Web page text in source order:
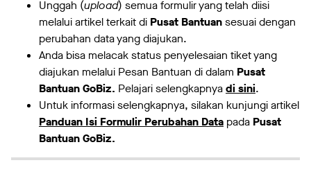
Unggah (upload) semua formulir yang telah diisi
melalui artikel terkait di Pusat Bantuansesuai dengan
perubahan data yang diajukan.
Anda bisa melacak status penyelesaian tiket yang
diajukan melalui Pesan Bantuan di dalam Pusat
Bantuan GoBiz. Pelajari selengkapnyadi sini.
Untuk informasi selengkapnya, silakan kunjungi artikel
Panduan Isi Formulir Perubahan Data pada Pusat
Bantuan GoBiz.